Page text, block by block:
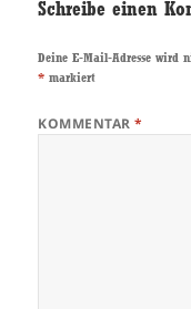
Schreibe einen
Deine E-Mail-Adresse wird
* markiert
KOMMENTAR*